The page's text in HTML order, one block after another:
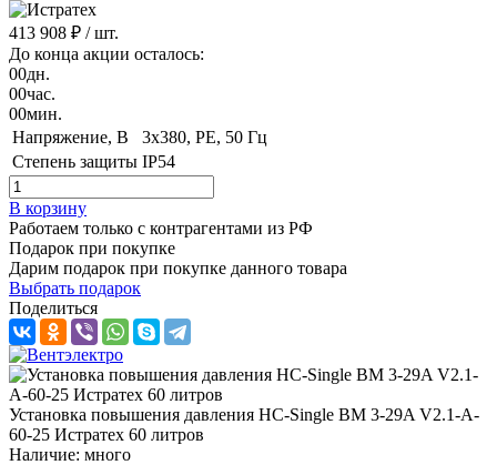
413 908 ₽ / шт.
До конца акции осталось:
00дн.
00час.
00мин.
Напряжение, B
3x380, PE, 50 Гц
Степень защиты IP54
В корзину
Работаем только с контрагентами из РФ
Подарок при покупке
Дарим подарок при покупке данного товара
Выбрать подарок
Поделиться
Установка повышения давления HC-Single BM 3-29A V2.1-A-
60-25 Истратех 60 литров
Наличие: много